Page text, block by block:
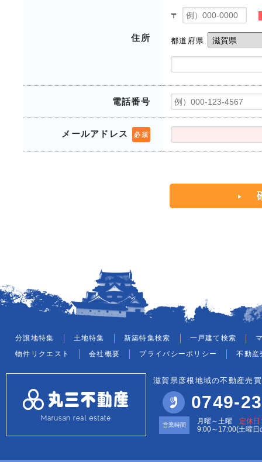
住所
〒
都道府県
電話番号
メールアドレス 必須
分譲地特集 土地特集 新築特集検索 一戸建て検索
物件リクエスト
会社概要 プライバシーポリシー 不動産
滋賀県彦根地域の不動産売
0749-
営業時間 月曜～土曜 定休
9:00～17:00(土曜日